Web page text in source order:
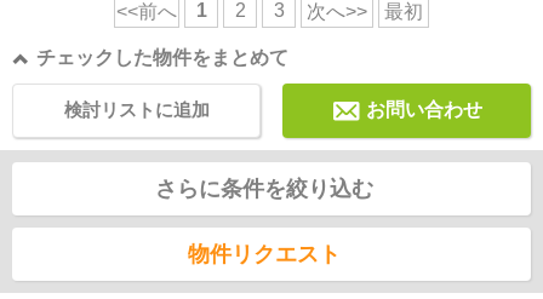
<<前へ 1 2 3 次へ>> 最初
チェックした物件をまとめて
お問い合わせ
検討リストに追加
さらに条件を絞り込む
物件リクエスト